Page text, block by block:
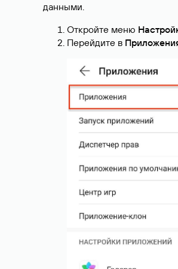
данными.
Откройте меню
Перейдите в